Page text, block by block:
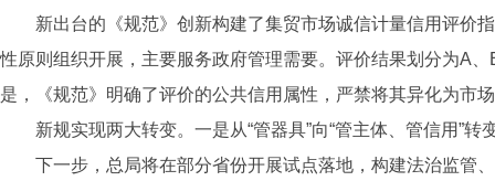
新出台的《规范》创新构建了集贸市场诚信计量信用评价
性原则组织开展，主要服务政府管理需要。评价结果划分为A
是，《规范》明确了评价的公共信用属性，严禁将其异化为市
新规实现两大转变。一是从“管器具”向“管主体、管信用”转
下一步，总局将在部分省份开展试点落地，构建法治监管